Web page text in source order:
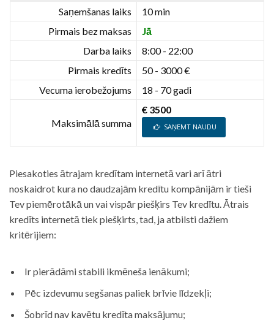
Saņemšanas laiks
10 min
Pirmais bez maksas
Jā
Darba laiks
8:00 - 22:00
Pirmais kredīts
50 - 3000 €
Vecuma ierobežojums
18 - 70 gadi
Maksimālā summa
€ 3500
SAŅEMT NAUDU
Piesakoties ātrajam kredītam internetā vari arī ātri
noskaidrot kura no daudzajām kredītu kompānijām ir tieši
Tev piemērotākā un vai vispār piešķirs Tev kredītu. Ātrais
kredīts internetā tiek piešķirts, tad, ja atbilsti dažiem
kritērijiem:
Ir pierādāmi stabili ikmēneša ienākumi;
Pēc izdevumu segšanas paliek brīvie līdzekļi;
Šobrīd nav kavētu kredīta maksājumu;